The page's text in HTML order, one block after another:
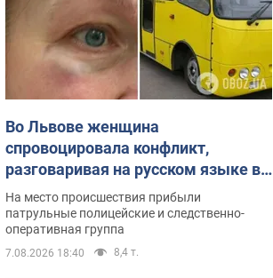
Во Львове женщина
спровоцировала конфликт,
разговаривая на русском языке в
маршрутке: полиция составила
административный протокол.
Видео
На место происшествия прибыли
патрульные полицейские и следственно-
оперативная группа
7.08.2026 18:40 8,4 т.